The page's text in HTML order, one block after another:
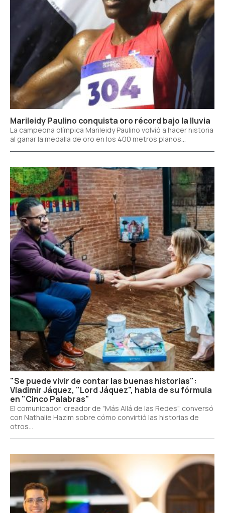
Marileidy Paulino conquista oro récord bajo la lluvia
La campeona olímpica Marileidy Paulino volvió a hacer historia
al ganar la medalla de oro en los 400 metros planos...
"Se puede vivir de contar las buenas historias":
Vladimir Jáquez, "Lord Jáquez", habla de su fórmula
en "Cinco Palabras"
El comunicador, creador de "Más Allá de las Redes", conversó
con Nathalie Hazim sobre cómo convirtió las historias de
otros...